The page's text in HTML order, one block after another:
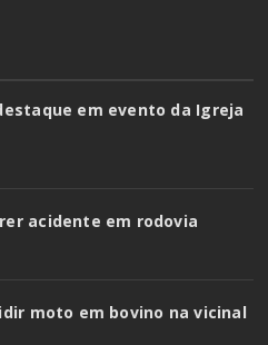
em evento da Igreja
acidente em rodovia
moto em bovino na vicinal